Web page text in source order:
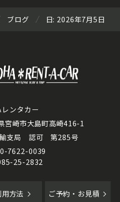
ブログ 日: 2026年7月5日
レンタカー
崎市大島町高崎416-1
輸支局 認可 第285号
7622-0039
25-2832
用方法 ご予約・お見積